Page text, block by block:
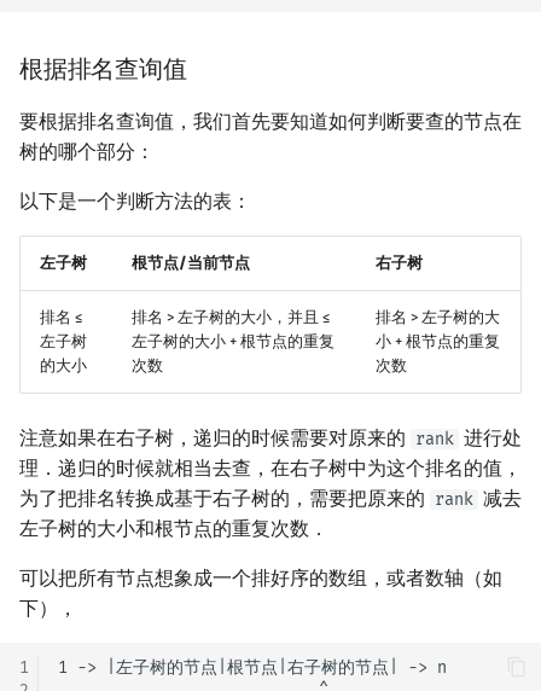
根据排名查询值
要根据排名查询值，我们首先要知道如何判断要查的节点在
树的哪个部分：
以下是一个判断方法的表：
左子树 根节点/当前节点 右子树
排名 ≤
左子树
的大小
排名 > 左子树的大小，并且 ≤
左子树的大小 + 根节点的重复
次数
排名 > 左子树的大
小 + 根节点的重复
次数
注意如果在右子树，递归的时候需要对原来的 rank 进行处
理．递归的时候就相当去查，在右子树中为这个排名的值，
为了把排名转换成基于右子树的，需要把原来的 rank 减去
左子树的大小和根节点的重复次数．
可以把所有节点想象成一个排好序的数组，或者数轴（如
下），
1
1 -> |左子树的节点|根节点|右子树的节点| -> n